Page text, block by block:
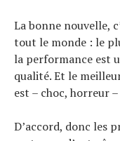
La bonne nouvelle,
tout le monde : le
la performance est
qualité. Et le
est – choc, horreur
D’accord, donc les